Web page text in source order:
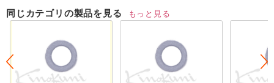
同じカテゴリの製品を見る もっと見る